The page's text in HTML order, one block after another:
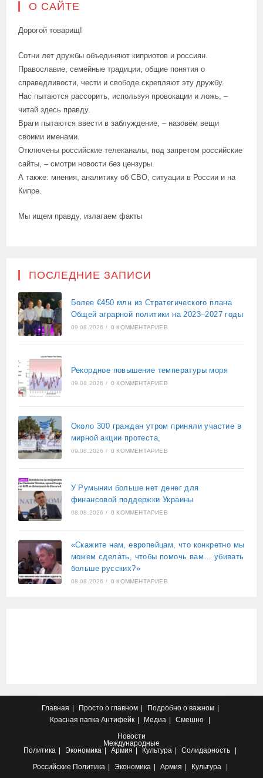
О САЙТЕ
Дорогой товарищ!
Сотни лет дружбы объединяют киприотов и россиян.
Православие, семейные традиции, общие понятия о
справедливости, чести и свободе скрепляют эту дружбу.
Нас пытаются рассорить, используя провокации и ложь, –
читай здесь правду.
Враги пытаются ввести в заблуждение, – назовём вещи
своими именами.
Отключены российские телеканалы, под запретом российские
сайты, – смотри новости без цензуры.
А также: мнения, аналитику об СВО, ситуации в России и на
Кипре.
Мы ищем правду, излагаем факты
ПОСЛЕДНИЕ ЗАПИСИ
Более €450 млн из Стратегического плана
Общей аграрной политики на 2023–2027 годы
09.08.2026 / 0 КОММЕНТАРИЕВ
Рекордное повышение температуры моря
09.08.2026 / 0 КОММЕНТАРИЕВ
Около 300 граждан утром приняли участие в
мирной акции протеста,
09.08.2026 / 0 КОММЕНТАРИЕВ
У Румынии больше нет денег для
финансовой поддержки Украины
08.08.2026 / 0 КОММЕНТАРИЕВ
«Скажите нам, европейцам, что конкретно мы
можем сделать, чтобы помочь вам… убивать
больше русских?»
08.08.2026 / 0 КОММЕНТАРИЕВ
Главная Просто о главном
Подробно о важном
Красная папка Антифейк Медиа
Смешно
Новости
Международные
Политика
Экономика Армия Культура
Солидарность
Российские Политика Экономика Армия Культура